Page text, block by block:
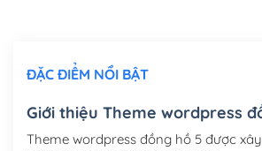
Mua thêm Host + Tên miền
Tên miền quốc tế .com .net .org (1
Tên miền Việt Nam .vn (1 năm)
ĐẶC ĐIỂM NỔI BẬT
Giới thiệu Theme wordpress
Theme wordpress đồng hồ 5 được